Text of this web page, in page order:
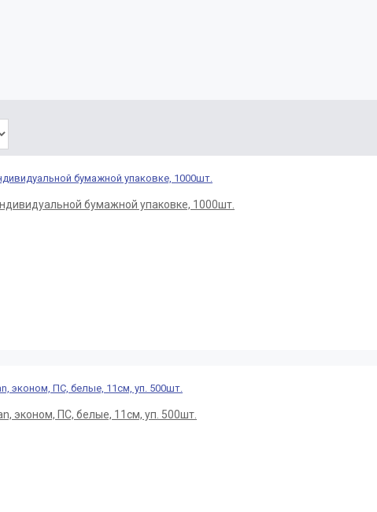
бумажной упаковке, 1000шт.
эконом, ПС, белые, 11см, уп. 500шт.